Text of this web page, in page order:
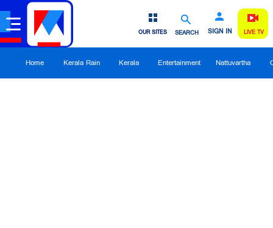
SEARCH SIGN IN
OUR SITES LIVE TV
Home Kerala Rain Kerala Entertainment Nattuvartha